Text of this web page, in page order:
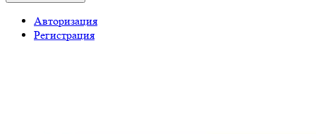
Авторизация
Регистрация